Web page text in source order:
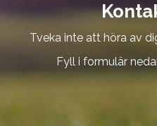
Tveka inte att höra av
Fyll i formulär